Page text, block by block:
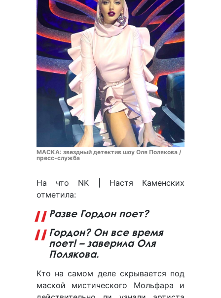
МАСКА: звездный детектив шоу Оля Полякова /
пресс-служба
На что NK | Настя Каменских
отметила:
Разве Гордон поет?
Гордон? Он все время
поет! – заверила Оля
Полякова.
Кто на самом деле скрывается под
маской мистического Мольфара и